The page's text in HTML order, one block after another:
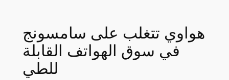
هواوي تتغلب على سامسونج
في سوق الهواتف القابلة
للطي